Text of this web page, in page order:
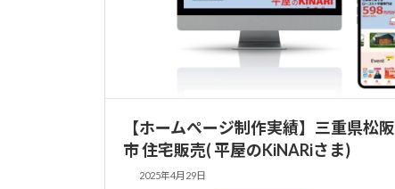
【ホームぺージ制作実績】三重県松阪
市 住宅販売( 平屋のKiNARiさま)
2025年4月29日